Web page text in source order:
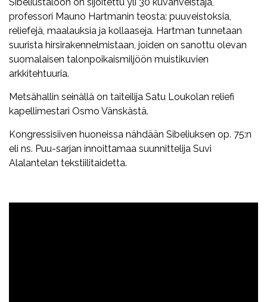
professori Mauno Hartmanin teosta: puuveistoksia,
reliefejä, maalauksia ja kollaaseja. Hartman tunnetaan
suurista hirsirakennelmistaan, joiden on sanottu olevan
suomalaisen talonpoikaismiljöön muistikuvien
arkkitehtuuria.
Metsähallin seinällä on taiteilija Satu Loukolan reliefi
kapellimestari Osmo Vänskästä.
Kongressisiiven huoneissa nähdään Sibeliuksen op. 75:n
eli ns. Puu-sarjan innoittamaa suunnittelija Suvi
Alalantelan tekstiilitaidetta.